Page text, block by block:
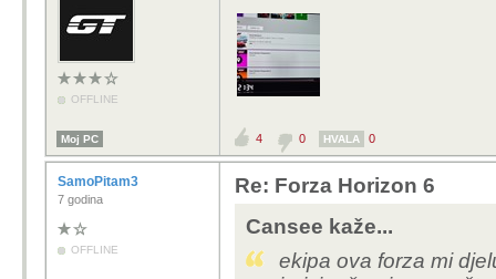
OFFLINE
Moj PC 4 0 HVALA 0
SamoPitam3
7 godina
OFFLINE
Re: Forza Horizon 6
Cansee kaže...
ekipa ova forza mi